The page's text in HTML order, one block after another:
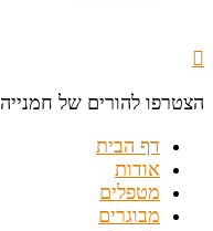
הצטרפו להורים של חמנייה
דף הבית
אודות
מטפלים
מבוגרים